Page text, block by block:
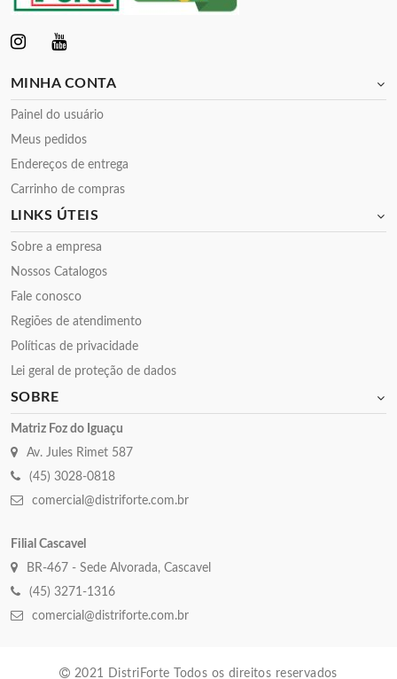
MINHA CONTA
Painel do usuário
Meus pedidos
Endereços de entrega
Carrinho de compras
LINKS ÚTEIS
Sobre a empresa
Nossos Catalogos
Fale conosco
Regiões de atendimento
Políticas de privacidade
Lei geral de proteção de dados
SOBRE
Matriz Foz do Iguaçu
Av. Jules Rimet 587
(45) 3028-0818
comercial@distriforte.com.br
Filial Cascavel
BR-467 - Sede Alvorada, Cascavel
(45) 3271-1316
comercial@distriforte.com.br
2021 DistriForte Todos os direitos reservados